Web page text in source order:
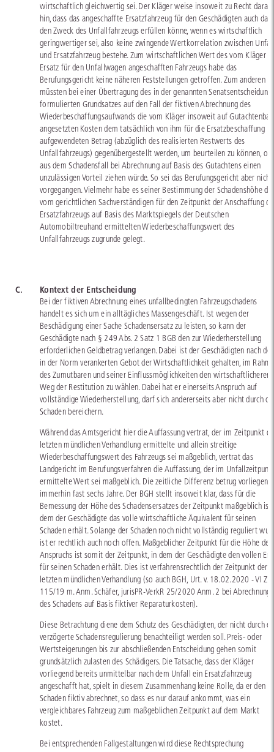
wirtschaftlich gleichwertig sei. Der Kläger weise insoweit zu Recht darauf
hin, dass das angeschaffte Ersatzfahrzeug für den Geschädigten auch
den Zweck des Unfallfahrzeugs erfüllen könne, wenn es wirtschaftlich
geringwertiger sei, also keine zwingende Wertkorrelation zwischen
und Ersatzfahrzeug bestehe. Zum wirtschaftlichen Wert des vom Kläger
Ersatz für den Unfallwagen angeschafften Fahrzeugs habe das
Berufungsgericht keine näheren Feststellungen getroffen. Zum anderen
müssten bei einer Übertragung des in der genannten Senatsentscheidung
formulierten Grundsatzes auf den Fall der fiktiven Abrechnung des
Wiederbeschaffungsaufwands die vom Kläger insoweit auf
angesetzten Kosten dem tatsächlich von ihm für die Ersatzbeschaffung
aufgewendeten Betrag (abzüglich des realisierten Restwerts des
Unfallfahrzeugs) gegenübergestellt werden, um beurteilen zu können, ob
aus dem Schadensfall bei Abrechnung auf Basis des Gutachtens einen
unzulässigen Vorteil ziehen würde. So sei das Berufungsgericht aber nicht
vorgegangen. Vielmehr habe es seiner Bestimmung der Schadenshöhe
vom gerichtlichen Sachverständigen für den Zeitpunkt der Anschaffung
Ersatzfahrzeugs auf Basis des Marktspiegels der Deutschen
Automobiltreuhand ermittelten Wiederbeschaffungswert des
Unfallfahrzeugs zugrunde gelegt.
C. Kontext der Entscheidung
Bei der fiktiven Abrechnung eines unfallbedingten Fahrzeugschadens
handelt es sich um ein alltägliches Massengeschäft. Ist wegen der
Beschädigung einer Sache Schadensersatz zu leisten, so kann der
Geschädigte nach § 249 Abs. 2 Satz 1 BGB den zur Wiederherstellung
erforderlichen Geldbetrag verlangen. Dabei ist der Geschädigten nach
in der Norm verankerten Gebot der Wirtschaftlichkeit gehalten, im
des Zumutbaren und seiner Einflussmöglichkeiten den wirtschaftlicheren
Weg der Restitution zu wählen. Dabei hat er einerseits Anspruch auf
vollständige Wiederherstellung, darf sich andererseits aber nicht durch
Schaden bereichern.
Während das Amtsgericht hier die Auffassung vertrat, der im Zeitpunkt
letzten mündlichen Verhandlung ermittelte und allein streitige
Wiederbeschaffungswert des Fahrzeugs sei maßgeblich, vertrat das
Landgericht im Berufungsverfahren die Auffassung, der im
ermittelte Wert sei maßgeblich. Die zeitliche Differenz betrug vorliegend
immerhin fast sechs Jahre. Der BGH stellt insoweit klar, dass für die
Bemessung der Höhe des Schadensersatzes der Zeitpunkt maßgeblich
dem der Geschädigte das volle wirtschaftliche Äquivalent für seinen
Schaden erhält. Solange der Schaden noch nicht vollständig reguliert
ist er rechtlich auch noch offen. Maßgeblicher Zeitpunkt für die Höhe des
Anspruchs ist somit der Zeitpunkt, in dem der Geschädigte den vollen
für seinen Schaden erhält. Dies ist verfahrensrechtlich der Zeitpunkt der
letzten mündlichen Verhandlung (so auch BGH, Urt. v. 18.02.2020 - VI ZR
115/19 m. Anm. Schäfer, jurisPR-VerkR 25/2020 Anm. 2 bei Abrechnung
des Schadens auf Basis fiktiver Reparaturkosten).
Diese Betrachtung diene dem Schutz des Geschädigten, der nicht durch
verzögerte Schadensregulierung benachteiligt werden soll. Preis- oder
Wertsteigerungen bis zur abschließenden Entscheidung gehen somit
grundsätzlich zulasten des Schädigers. Die Tatsache, dass der Kläger
vorliegend bereits unmittelbar nach dem Unfall ein Ersatzfahrzeug
angeschafft hat, spielt in diesem Zusammenhang keine Rolle, da er den
Schaden fiktiv abrechnet, so dass es nur darauf ankommt, was ein
vergleichbares Fahrzeug zum maßgeblichen Zeitpunkt auf dem Markt
kostet.
Bei entsprechenden Fallgestaltungen wird diese Rechtsprechung